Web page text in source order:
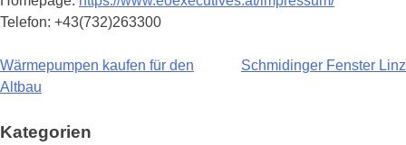
Telefon: +43(732)263300
Beitragsnavigation
Wärmepumpen kaufen für den
Altbau
Schmidinger Fenster Linz
Kategorien